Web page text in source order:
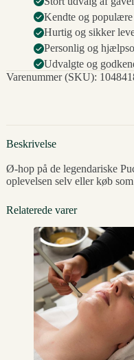
Kendte og populære
Hurtig og sikker
Personlig og
Udvalgte og
Varenummer (SKU):
Beskrivelse
Ø-hop på de legendariske
oplevelsen selv eller køb
Relaterede varer